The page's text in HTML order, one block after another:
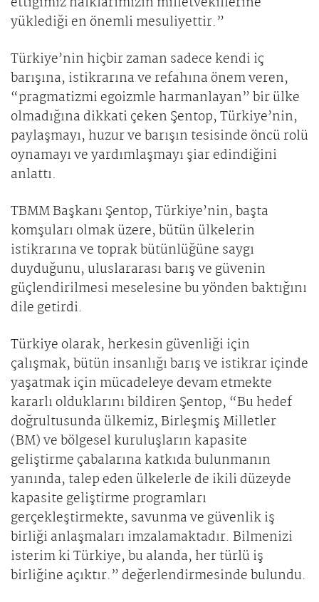
yüklediği en önemli mesuliyettir.”
Türkiye’nin hiçbir zaman sadece kendi iç
barışına, istikrarına ve refahına önem veren,
“pragmatizmi egoizmle harmanlayan” bir ülke
olmadığına dikkati çeken Şentop, Türkiye’nin,
paylaşmayı, huzur ve barışın tesisinde öncü rolü
oynamayı ve yardımlaşmayı şiar edindiğini
anlattı.
TBMM Başkanı Şentop, Türkiye’nin, başta
komşuları olmak üzere, bütün ülkelerin
istikrarına ve toprak bütünlüğüne saygı
duyduğunu, uluslararası barış ve güvenin
güçlendirilmesi meselesine bu yönden baktığını
dile getirdi.
Türkiye olarak, herkesin güvenliği için
çalışmak, bütün insanlığı barış ve istikrar içinde
yaşatmak için mücadeleye devam etmekte
kararlı olduklarını bildiren Şentop, “Bu hedef
doğrultusunda ülkemiz, Birleşmiş Milletler
(BM) ve bölgesel kuruluşların kapasite
geliştirme çabalarına katkıda bulunmanın
yanında, talep eden ülkelerle de ikili düzeyde
kapasite geliştirme programları
gerçekleştirmekte, savunma ve güvenlik iş
birliği anlaşmaları imzalamaktadır. Bilmenizi
isterim ki Türkiye, bu alanda, her türlü iş
birliğine açıktır.” değerlendirmesinde bulundu.